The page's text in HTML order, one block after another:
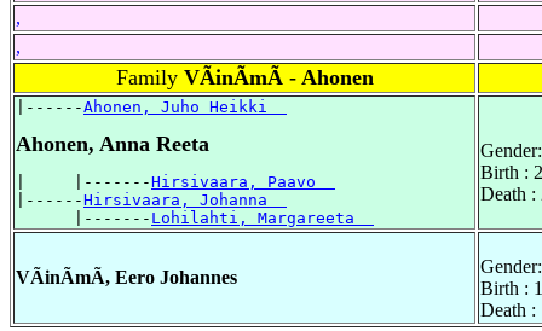
,
,
Family VÃinÃmÃ - Ahonen
|------Ahonen, Juho Heikki
Ahonen, Anna Reeta
|     |-------Hirsivaara, Paavo
|------Hirsivaara, Johanna
      |-------
Lohilahti, Margareeta
Birth :
Death :
VÃinÃmÃ, Eero Johannes
Birth :
Death :